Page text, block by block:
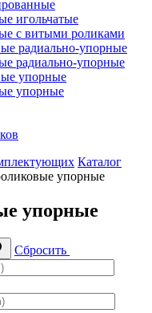
игольчатые
с витыми роликами
радиально-упорные
радиально-упорные
упорные
упорные
Каталог
упорные
упорные
Сбросить